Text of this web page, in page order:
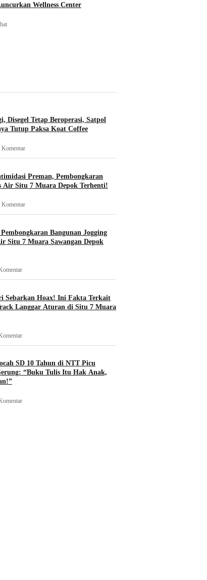
Wellness Center
Disegel Tetap Beroperasi, Satpol
Tutup Paksa Koat Coffee
Komentar
Preman, Pembongkaran
Air Situ 7 Muara Depok Terhenti!
Komentar
Bangunan Jogging
Situ 7 Muara Sawangan Depok
Sebarkan Hoax! Ini Fakta Terkait
Langgar Aturan di Situ 7 Muara
SD 10 Tahun di NTT Picu
“Buku Tulis Itu Hak Anak,